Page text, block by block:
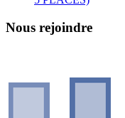
Nous rejoindre